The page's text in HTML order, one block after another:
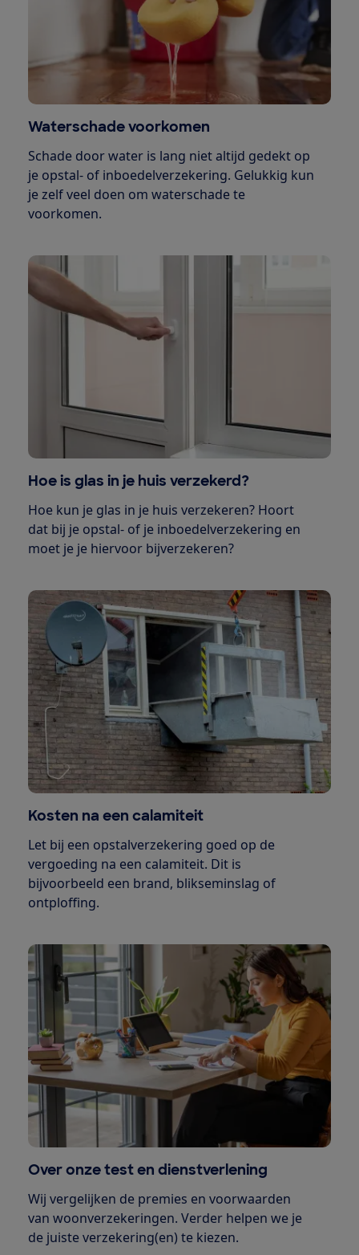
Waterschade voorkomen
Schade door water is lang niet altijd gedekt op
je opstal- of inboedelverzekering. Gelukkig kun
je zelf veel doen om waterschade te
voorkomen.
Hoe is glas in je huis verzekerd?
Hoe kun je glas in je huis verzekeren? Hoort
dat bij je opstal- of je inboedelverzekering en
moet je je hiervoor bijverzekeren?
Kosten na een calamiteit
Let bij een opstalverzekering goed op de
vergoeding na een calamiteit. Dit is
bijvoorbeeld een brand, blikseminslag of
ontploffing.
Over onze test en dienstverlening
Wij vergelijken de premies en voorwaarden
van woonverzekeringen. Verder helpen we je
de juiste verzekering(en) te kiezen.